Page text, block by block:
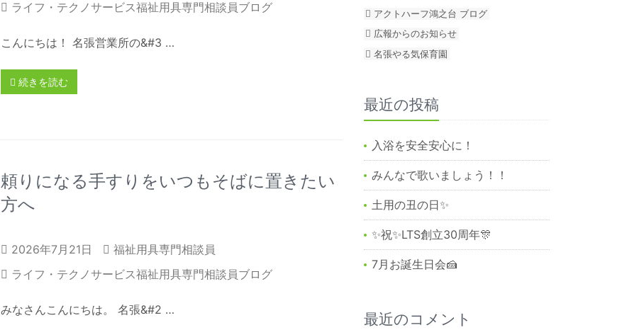
ライフ・テクノサービス福祉用具専門相談員ブログ
こんにちは！ 名張営業所の&#3 …
続きを読む
頼りになる手すりをいつもそばに置きたい
方へ
2026年7月21日
福祉用具専門相談員
ライフ・テクノサービス福祉用具専門相談員ブログ
みなさんこんにちは。 名張&#2 …
アクトハーフ鴻之台 ブログ
広報からのお知らせ
名張やる気保育園
最近の投稿
入浴を安全安心に！
みんなで歌いましょう！！
土用の丑の日✨
✨祝✨LTS創立30周年🎊
7月お誕生日会🍰
最近のコメント